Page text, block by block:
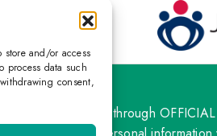
store and/or access
process data such
consent,
contact only through